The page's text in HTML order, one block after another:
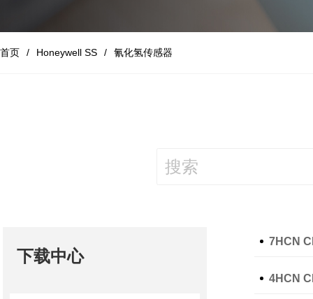
首页 Honeywell SS 氰化氢传感器
下载中心
7HCN
4HCN